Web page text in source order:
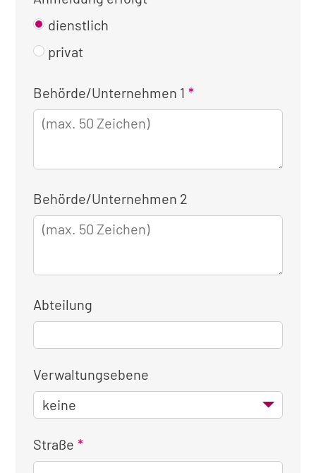
dienstlich
privat
Kontaktinformationen
für
die
Behörde/Unternehmen 1
Behörde/Unternehmen 2
Abteilung
Verwaltungsebene
Straße